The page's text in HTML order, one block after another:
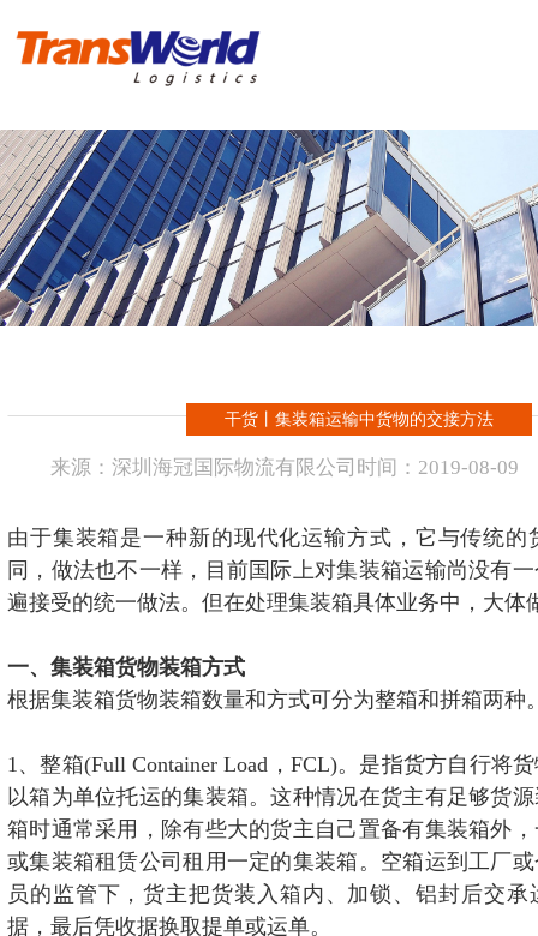
首 页
危险品物流
化工品物流
实例操作方案
新闻资讯
海外网络
联系我们
干货丨集装箱运输中货物的交接方法
来源： 深圳海冠国际物流有限公司 时间： 2019-08-09
由于集装箱是一种新的现代化运输方式，它与传统的
同，做法也不一样，目前国际上对集装箱运输尚没有
遍接受的统一做法。但在处理集装箱具体业务中，大体
一、集装箱货物装箱方式
根据集装箱货物装箱数量和方式可分为整箱和拼箱两种
1、整箱(Full Container Load，FCL)。是指货方自行将
以箱为单位托运的集装箱。这种情况在货主有足够货
箱时通常采用，除有些大的货主自己置备有集装箱外
或集装箱租赁公司租用一定的集装箱。空箱运到工厂
员的监管下，货主把货装入箱内、加锁、铝封后交承
据，最后凭收据换取提单或运单。